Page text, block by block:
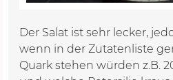
Der Salat ist sehr lecker,
wenn in der Zutatenliste
Quark stehen würden z.B.